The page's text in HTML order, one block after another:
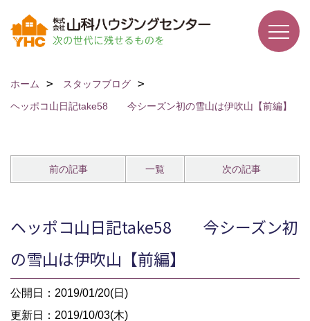
ホーム
スタッフブログ
ヘッポコ山日記take58 今シーズン初の雪山は伊吹山【前編】
前の記事 一覧 次の記事
ヘッポコ山日記take58 今シーズン初
の雪山は伊吹山【前編】
公開日：2019/01/20(日)
更新日：2019/10/03(木)